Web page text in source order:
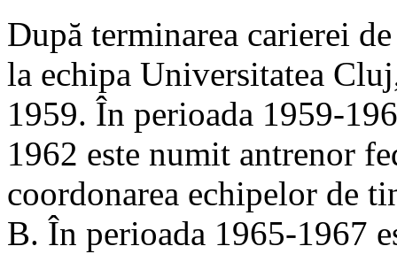
După terminarea carierei
la echipa Universitatea
1959. În perioada 1959-
1962 este numit antrenor
coordonarea echipelor de
B. În perioada 1965-1967